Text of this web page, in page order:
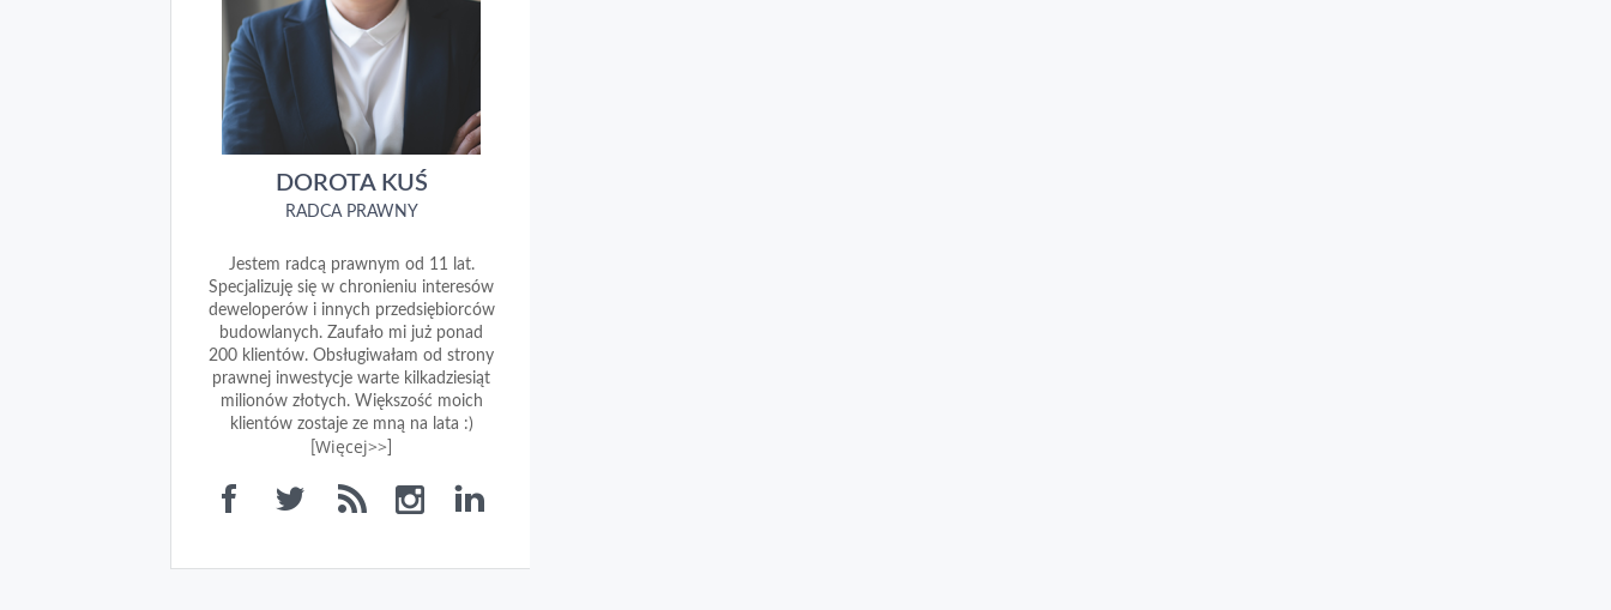
DOROTA KUŚ
RADCA PRAWNY
Jestem radcą prawnym od 11 lat.
Specjalizuję się w chronieniu interesów
deweloperów i innych przedsiębiorców
budowlanych. Zaufało mi już ponad
200 klientów. Obsługiwałam od strony
prawnej inwestycje warte kilkadziesiąt
milionów złotych. Większość moich
klientów zostaje ze mną na lata :)
Więcej>>